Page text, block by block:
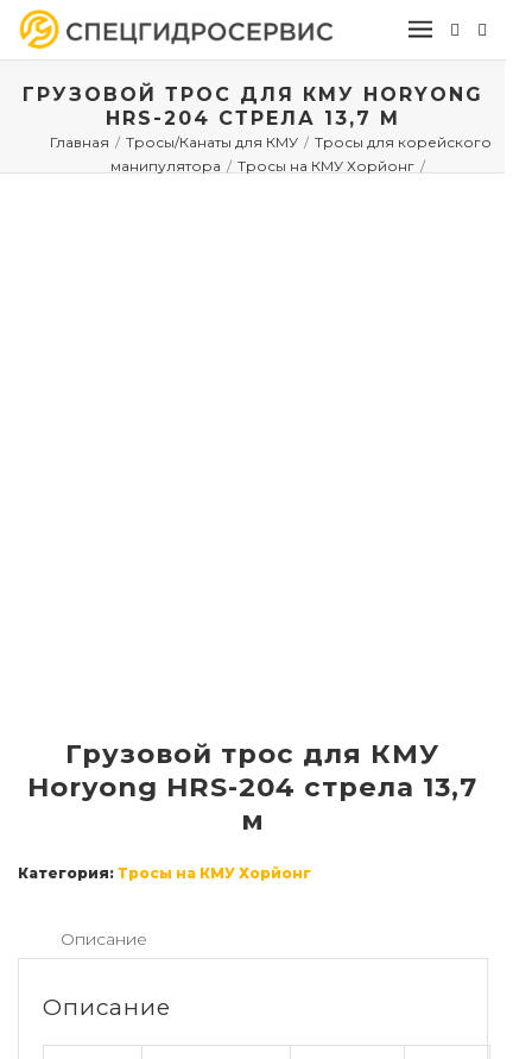
ГРУЗОВОЙ ТРОС ДЛЯ КМУ HORYONG
HRS-204 СТРЕЛА 13,7 М
Главная / Тросы/Канаты для КМУ / Тросы для корейского
манипулятора / Тросы на КМУ Хорйонг /
Грузовой трос для КМУ
Horyong HRS-204 стрела 13,7
м
Категория: Тросы на КМУ Хорйонг
Описание
Описание